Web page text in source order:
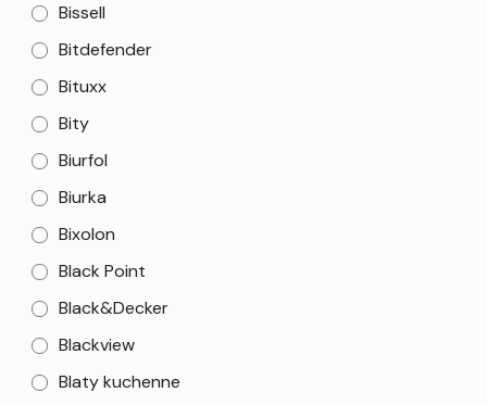
Bissell
Bitdefender
Bituxx
Bity
Biurfol
Biurka
Bixolon
Black Point
Black&Decker
Blackview
Blaty kuchenne